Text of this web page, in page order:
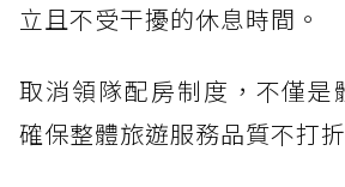
立且不受干擾的休息時間。
取消領隊配房制度，不僅是
確保整體旅遊服務品質不打